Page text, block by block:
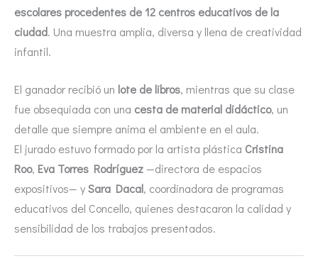
escolares procedentes de 12 centros educativos de la
ciudad. Una muestra amplia, diversa y llena de creatividad
infantil.
El ganador recibió un lote de libros, mientras que su clase
fue obsequiada con una cesta de material didáctico, un
detalle que siempre anima el ambiente en el aula.
El jurado estuvo formado por la artista plástica Cristina
Roo, Eva Torres Rodríguez —directora de espacios
expositivos— ySara Dacal, coordinadora de programas
educativos del Concello, quienes destacaron la calidad y
sensibilidad de los trabajos presentados.